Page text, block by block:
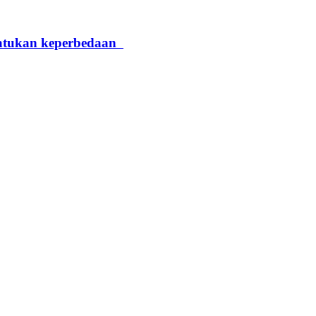
keperbedaan